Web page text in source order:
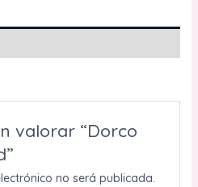
valorar “Dorco
no será publicada.